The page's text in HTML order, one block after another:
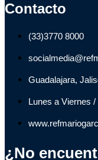
Contacto
(33)3770 8000
Guadalajara,
Lunes a Viernes
¿No